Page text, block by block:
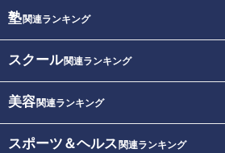
塾関連ランキング
スクール関連ランキング
美容関連ランキング
スポーツ＆ヘルス 関連ランキング